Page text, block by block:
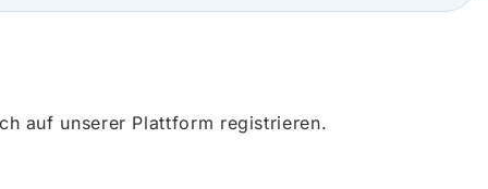
auf unserer Plattform registrieren.